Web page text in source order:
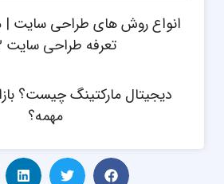
انواع روش های طراحی سایت |
تعرفه طراحی سایت ۱۴۰۳
دیجیتال مارکتینگ چیست؟
مهمه؟